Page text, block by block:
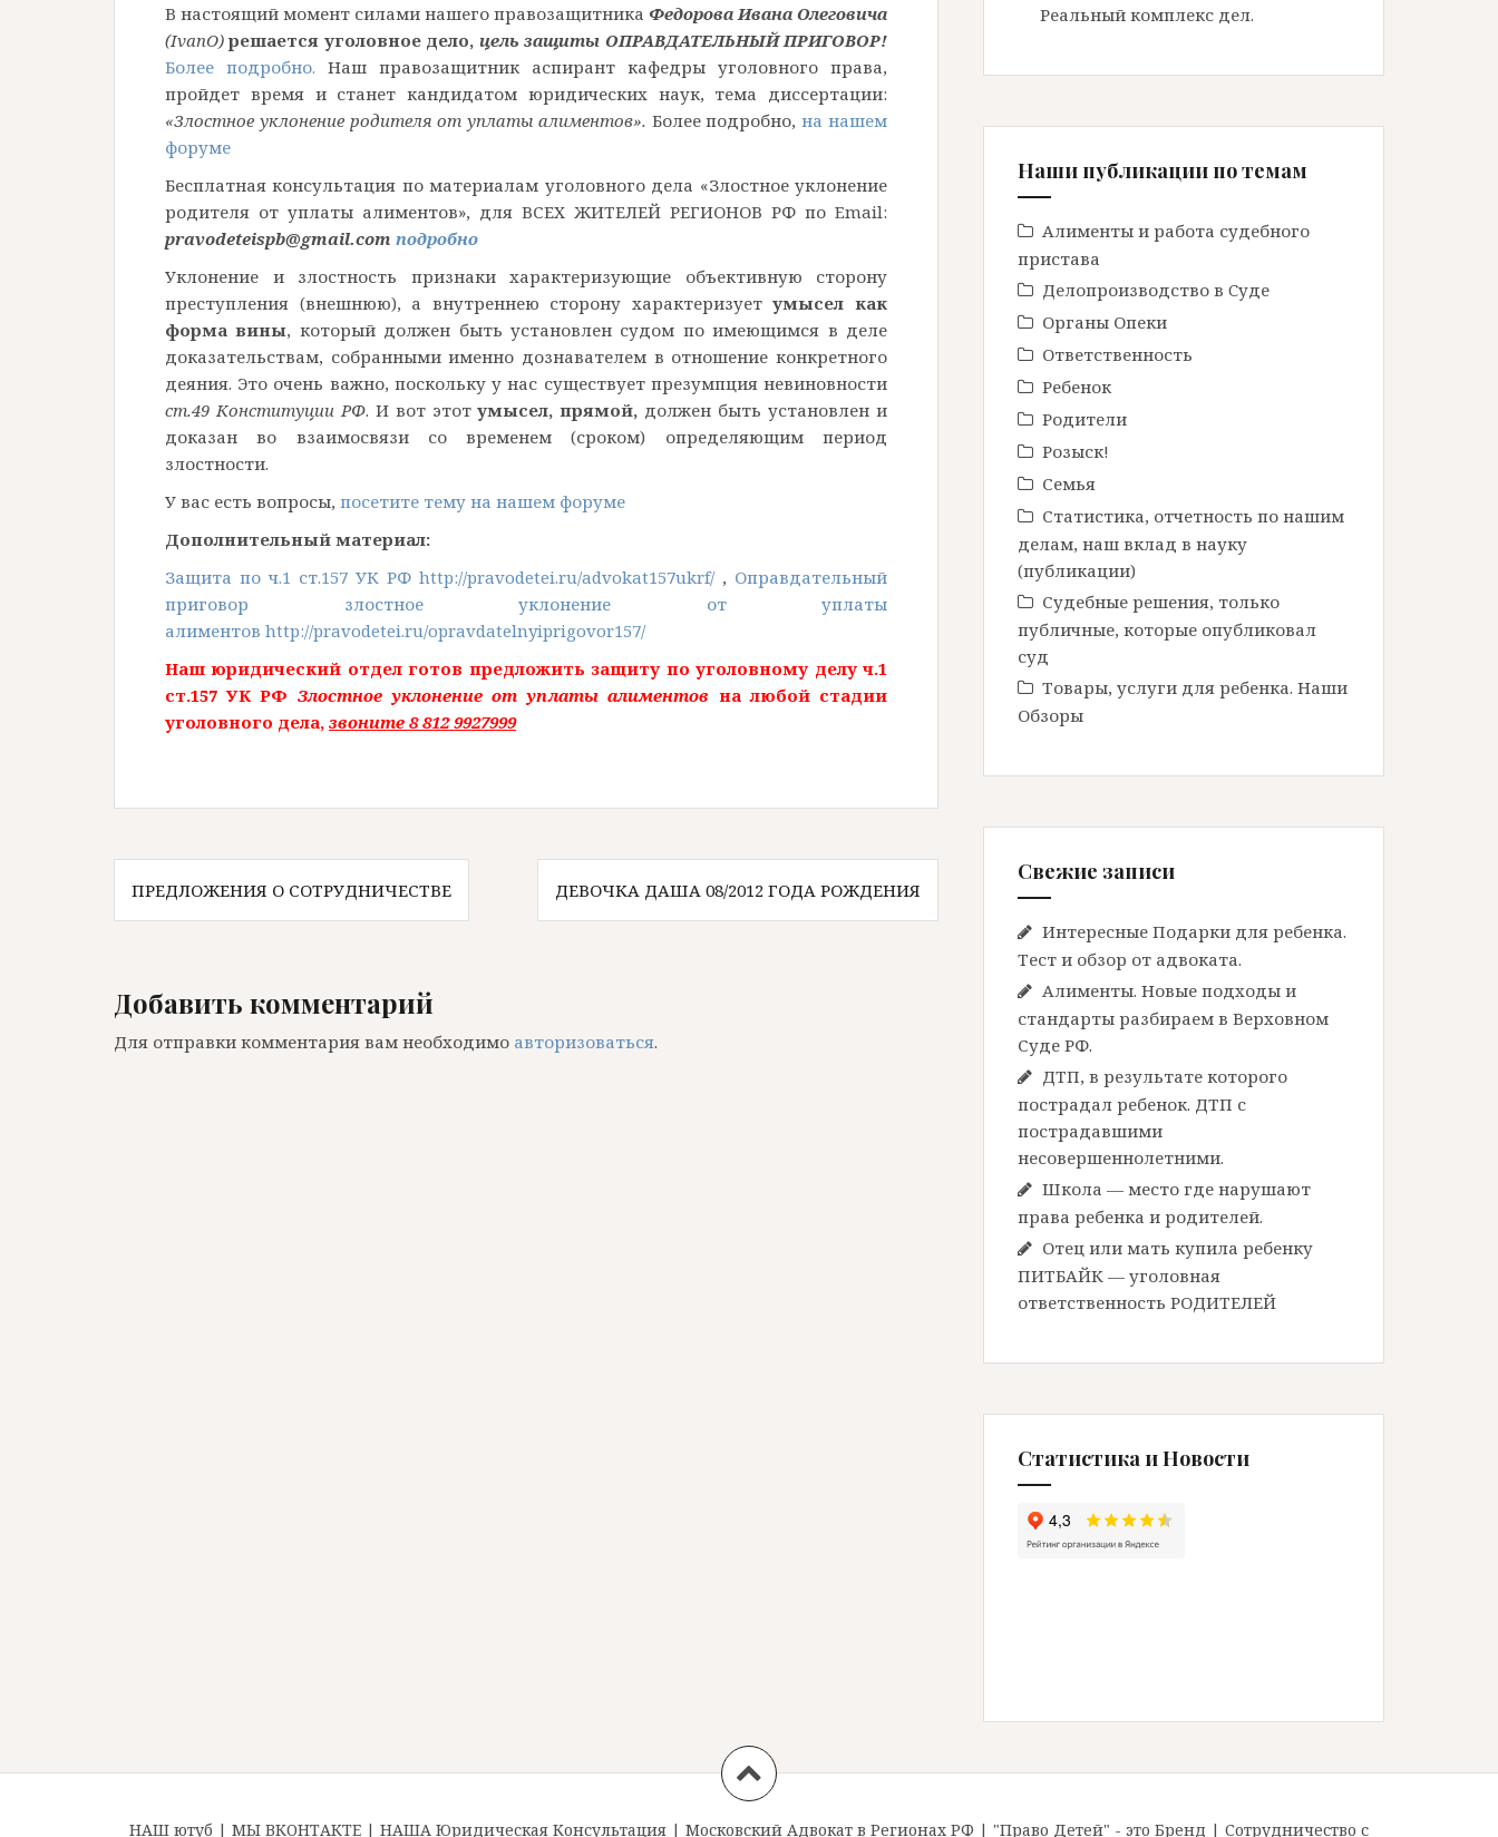
В настоящий момент силами нашего правозащитника Федорова Ивана Олеговича
(IvanO)решается уголовное дело, цель защиты ОПРАВДАТЕЛЬНЫЙ ПРИГОВОР!
Более подробно. Наш правозащитник аспирант кафедры уголовного права,
пройдет время и станет кандидатом юридических наук, тема диссертации:
«Злостное уклонение родителя от уплаты алиментов». Более подробно,на нашем
форуме
Бесплатная консультация по материалам уголовного дела «Злостное уклонение
родителя от уплаты алиментов», для ВСЕХ ЖИТЕЛЕЙ РЕГИОНОВ РФ по Email:
pravodeteispb@gmail.com подробно
Уклонение и злостность признаки характеризующие объективную сторону
преступления (внешнюю), а внутреннею сторону характеризуетумысел как
форма вины, который должен быть установлен судом по имеющимся в деле
доказательствам, собранными именно дознавателем в отношение конкретного
деяния. Это очень важно, поскольку у нас существует презумпция невиновности
ст.49 Конституции РФ. И вот этотумысел, прямой, должен быть установлен и
доказан во взаимосвязи со временем (сроком) определяющим период
злостности.
У вас есть вопросы, посетите тему на нашем форуме
Дополнительный материал:
Защита по ч.1 ст.157 УК РФ http://pravodetei.ru/advokat157ukrf/, Оправдательный
приговор злостное уклонение от уплаты
алиментов http://pravodetei.ru/opravdatelnyiprigovor157/
Наш юридический отдел готов предложить защиту по уголовному делу ч.1
ст.157 УК РФ Злостное уклонение от уплаты алиментов на любой стадии
уголовного дела, звоните 8 812 9927999
Навигация
по
ПРЕДЛОЖЕНИЯ О СОТРУДНИЧЕСТВЕ ДЕВОЧКА ДАША 08/2012 ГОДА РОЖДЕНИЯ
Добавить комментарий
Для отправки комментария вам необходимо авторизоваться.
Реальный комплекс дел.
Наши публикации по темам
Алименты и работа судебного
пристава
Делопроизводство в Cуде
Органы Опеки
Ответственность
Ребенок
Родители
Розыск!
Семья
Статистика, отчетность по нашим
делам, наш вклад в науку
(публикации)
Судебные решения, только
публичные, которые опубликовал
суд
Товары, услуги для ребенка. Наши
Обзоры
Свежие записи
Интересные Подарки для ребенка.
Тест и обзор от адвоката.
Алименты. Новые подходы и
стандарты разбираем в Верховном
Суде РФ.
ДТП, в результате которого
пострадал ребенок. ДТП с
пострадавшими
несовершеннолетними.
Школа — место где нарушают
права ребенка и родителей.
Отец или мать купила ребенку
ПИТБАЙК — уголовная
ответственность РОДИТЕЛЕЙ
Статистика и Новости
НАШ ютуб | МЫ ВКОНТАКТЕ | НАША Юридическая Консультация | Московский Адвокат в Регионах РФ | "Право Детей" - это Бренд | Сотрудничество с